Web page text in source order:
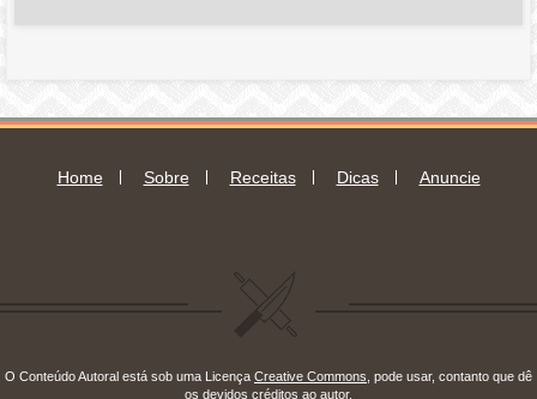
Home Sobre Receitas Dicas Anuncie
O Conteúdo Autoral está sob uma Licença Creative Commons, pode usar, contanto que dê
os devidos créditos ao autor.